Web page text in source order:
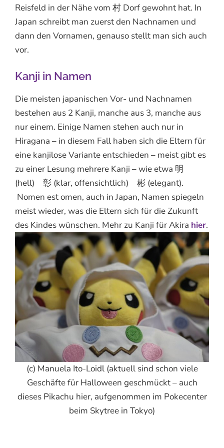
Reisfeld in der Nähe vom 村 Dorf gewohnt hat. In
Japan schreibt man zuerst den Nachnamen und
dann den Vornamen, genauso stellt man sich auch
vor.
Kanji in Namen
Die meisten japanischen Vor- und Nachnamen
bestehen aus 2 Kanji, manche aus 3, manche aus
nur einem. Einige Namen stehen auch nur in
Hiragana – in diesem Fall haben sich die Eltern für
eine kanjilose Variante entschieden – meist gibt es
zu einer Lesung mehrere Kanji – wie etwa 明
(hell) 彰 (klar, offensichtlich) 彬 (elegant).
Nomen est omen, auch in Japan, Namen spiegeln
meist wieder, was die Eltern sich für die Zukunft
des Kindes wünschen. Mehr zu Kanji für Akira hier.
(c) Manuela Ito-Loidl (aktuell sind schon viele
Geschäfte für Halloween geschmückt – auch
dieses Pikachu hier, aufgenommen im Pokecenter
beim Skytree in Tokyo)